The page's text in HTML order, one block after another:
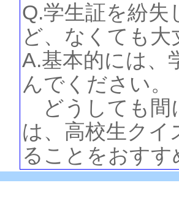
Q.学生証を紛
ど、なくても大
A.基本的には、
んでください。
どうしても間
は、高校生クイ
ることをおす